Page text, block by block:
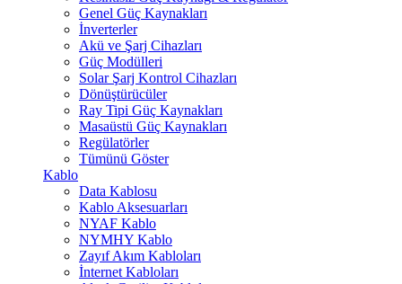
Genel Güç Kaynakları
İnverterler
Akü ve Şarj Cihazları
Güç Modülleri
Solar Şarj Kontrol Cihazları
Dönüştürücüler
Ray Tipi Güç Kaynakları
Masaüstü Güç Kaynakları
Regülatörler
Tümünü Göster
Kablo
Data Kablosu
Kablo Aksesuarları
NYAF Kablo
NYMHY Kablo
Zayıf Akım Kabloları
İnternet Kabloları